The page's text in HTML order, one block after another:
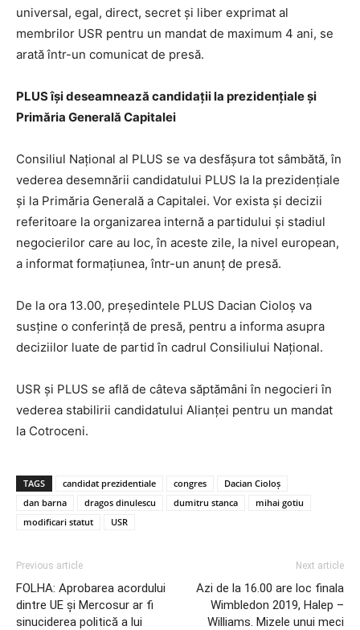
universal, egal, direct, secret și liber exprimat al
membrilor USR pentru un mandat de maximum 4 ani, se
arată într-un comunicat de presă.
PLUS își deseamnează candidații la prezidențiale și
Primăria Generală Capitalei
Consiliul Național al PLUS se va desfășura tot sâmbătă, în
vederea desemnării candidatului PLUS la la prezidențiale
și la Primăria Generală a Capitalei. Vor exista și decizii
referitoare la organizarea internă a partidului și stadiul
negocierilor care au loc, în aceste zile, la nivel european,
a informat formațiunea, într-un anunț de presă.
De la ora 13.00, președintele PLUS Dacian Cioloș va
susține o conferință de presă, pentru a informa asupra
deciziilor luate de partid în cadrul Consiliului Național.
USR și PLUS se află de câteva săptămâni în negocieri în
vederea stabilirii candidatului Alianței pentru un mandat
la Cotroceni.
TAGS candidat prezidentiale congres
Dacian Cioloș
dan barna
dragos dinulescu dumitru stanca
mihai gotiu
modificari statut
USR
Previous article
FOLHA: Aprobarea acordului
dintre UE și Mercosur ar fi
sinuciderea politică a lui
Next article
Azi de la 16.00 are loc finala
Wimbledon 2019, Halep –
Williams. Mizele unui meci